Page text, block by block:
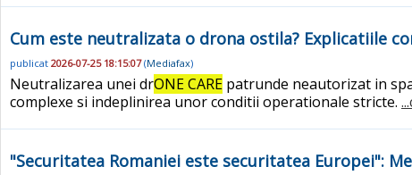
Cum este neutralizata o drona ostila? Explicatiile
publicat 2026-07-25 18:15:07(Mediafax)
Neutralizarea unei drONE CARE patrunde neautorizat in
complexe si indeplinirea unor conditii operationale stricte.
"Securitatea Romaniei este securitatea Europei":